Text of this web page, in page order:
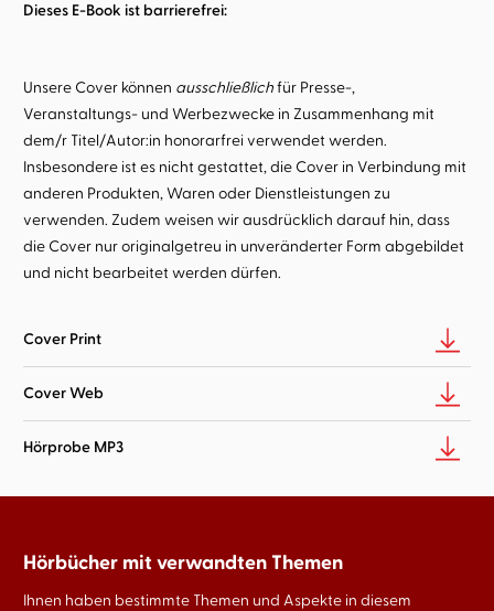
Dieses E-Book ist barrierefrei:
Unsere Cover können ausschließlichfür Presse-,
Veranstaltungs- und Werbezwecke in Zusammenhang mit
dem/r Titel/Autor:in honorarfrei verwendet werden.
Insbesondere ist es nicht gestattet, die Cover in Verbindung mit
anderen Produkten, Waren oder Dienstleistungen zu
verwenden. Zudem weisen wir ausdrücklich darauf hin, dass
die Cover nur originalgetreu in unveränderter Form abgebildet
und nicht bearbeitet werden dürfen.
Cover Print
Cover Web
Hörprobe MP3
Hörbücher mit verwandten Themen
Ihnen haben bestimmte Themen und Aspekte in diesem